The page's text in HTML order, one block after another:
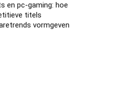
en pc-gaming: hoe
titels
vormgeven